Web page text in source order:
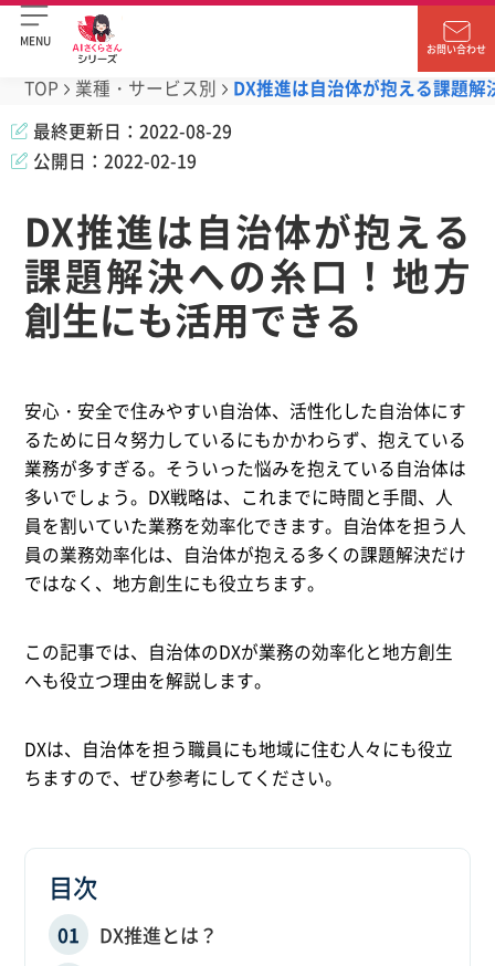
MENU
お問い合わせ
TOP 業種・サービス別
DX推進は自治体が抱える課題
最終更新日： 2022-08-29
公開日： 2022-02-19
DX推進は自治体が抱える
課題解決への糸口！地方
創生にも活用できる
安心・安全で住みやすい自治体、活性化した自治体にす
るために日々努力しているにもかかわらず、抱えている
業務が多すぎる。そういった悩みを抱えている自治体は
多いでしょう。DX戦略は、これまでに時間と手間、人
員を割いていた業務を効率化できます。自治体を担う人
員の業務効率化は、自治体が抱える多くの課題解決だけ
ではなく、地方創生にも役立ちます。
この記事では、自治体のDXが業務の効率化と地方創生
へも役立つ理由を解説します。
DXは、自治体を担う職員にも地域に住む人々にも役立
ちますので、ぜひ参考にしてください。
目次
DX推進とは？